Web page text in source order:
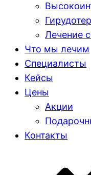
Лечение
Что мы лечим
Специалисты
Кейсы
Цены
Акции
Контакты